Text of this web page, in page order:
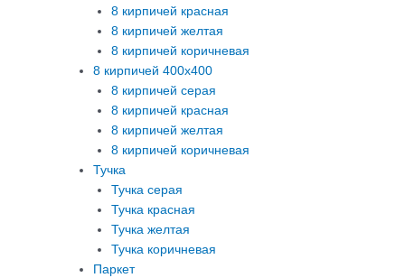
8 кирпичей красная
8 кирпичей желтая
8 кирпичей коричневая
8 кирпичей 400х400
8 кирпичей серая
8 кирпичей красная
8 кирпичей желтая
8 кирпичей коричневая
Тучка
Тучка серая
Тучка красная
Тучка желтая
Тучка коричневая
Паркет